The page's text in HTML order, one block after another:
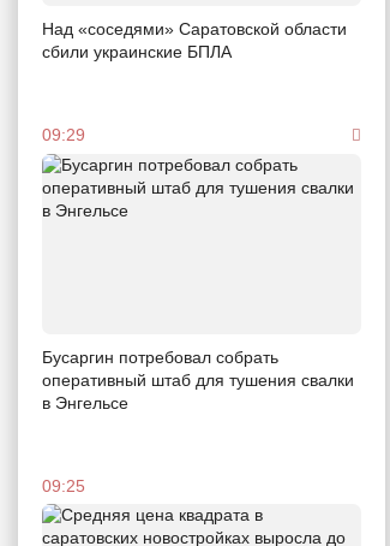
Над «соседями» Саратовской области
сбили украинские БПЛА
09:29
Бусаргин потребовал собрать
оперативный штаб для тушения свалки
в Энгельсе
09:25